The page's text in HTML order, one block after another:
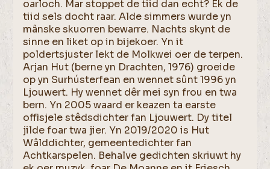
oarloch. Mar stoppet de tiid dan echt? Ek de
tiid sels docht raar. Alde simmers wurde yn
mânske skuorren bewarre. Nachts skynt de
sinne en liket op in bijekoer. Yn it
poldertsjuster lekt de Molkwei oer de terpen.
Arjan Hut (berne yn Drachten, 1976) groeide
op yn Surhústerfean en wennet sûnt 1996 yn
Ljouwert. Hy wennet dêr mei syn frou en twa
bern. Yn 2005 waard er keazen ta earste
offisjele stêdsdichter fan Ljouwert. Dy titel
jilde foar twa jier. Yn 2019/2020 is Hut
Wâlddichter, gemeentedichter fan
Achtkarspelen. Behalve gedichten skriuwt hy